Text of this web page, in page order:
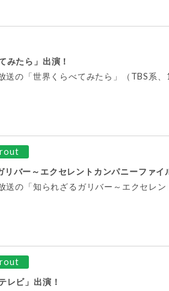
みたら」出演！
送の「世界くらべてみたら」（TBS系
バー～エクセレントカンパニーファイ
送の「知られざるガリバー～エクセレ
レビ」出演！